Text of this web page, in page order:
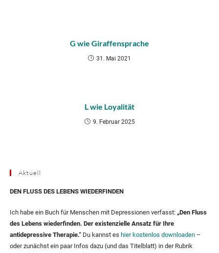
G wie Giraffensprache
31. Mai 2021
L wie Loyalität
9. Februar 2025
Aktuell
DEN FLUSS DES LEBENS WIEDERFINDEN
Ich habe ein Buch für Menschen mit Depressionen verfasst: „Den Fluss
des Lebens wiederfinden. Der existenzielle Ansatz für Ihre
antidepressive Therapie.“ Du kannst es hier kostenlos downloaden –
oder zunächst ein paar Infos dazu (und das Titelblatt) in der Rubrik